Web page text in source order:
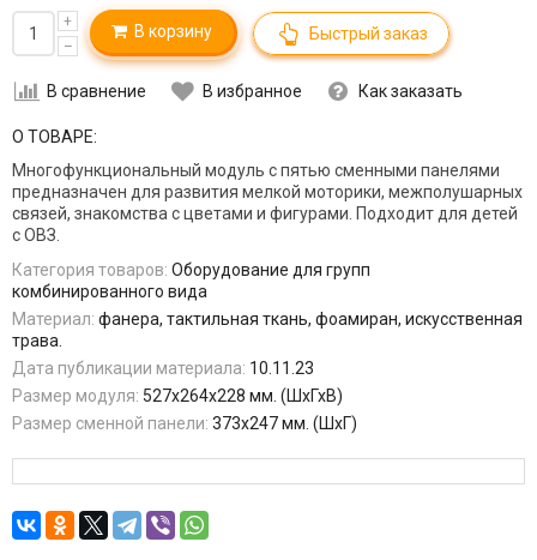
+
–
В корзину Быстрый заказ
В сравнение В избранное Как заказать
О ТОВАРЕ:
Многофункциональный модуль с пятью сменными панелями
предназначен для развития мелкой моторики, межполушарных
связей, знакомства с цветами и фигурами. Подходит для детей
с ОВЗ.
Категория товаров: Оборудование для групп
комбинированного вида
Материал: фанера, тактильная ткань, фоамиран, искусственная
трава.
Дата публикации материала: 10.11.23
Размер модуля: 527х264х228 мм. (ШхГхВ)
Размер сменной панели: 373х247 мм. (ШхГ)